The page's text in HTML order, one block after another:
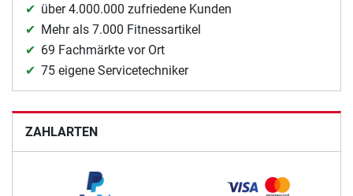
über 4.000.000 zufriedene Kunden
Mehr als 7.000 Fitnessartikel
69 Fachmärkte vor Ort
75 eigene Servicetechniker
ZAHLARTEN